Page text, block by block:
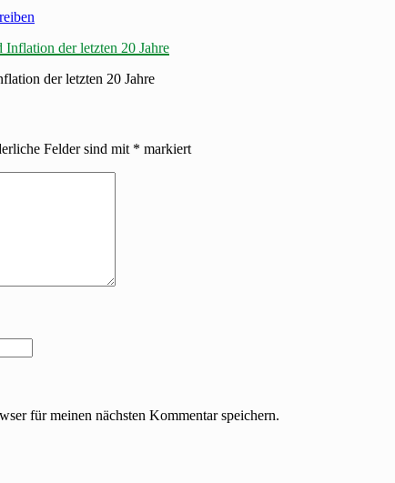
der letzten 20 Jahre
Felder sind mit * markiert
für meinen nächsten Kommentar speichern.